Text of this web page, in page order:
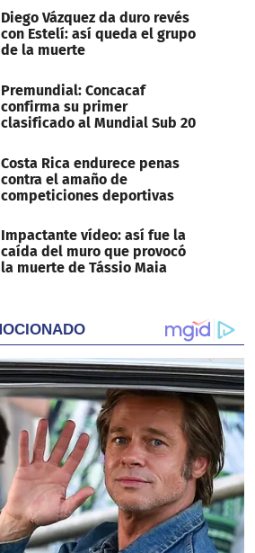
Diego Vázquez da duro revés
con Estelí: así queda el grupo
de la muerte
Premundial: Concacaf
confirma su primer
clasificado al Mundial Sub 20
Costa Rica endurece penas
contra el amaño de
competiciones deportivas
Impactante vídeo: así fue la
caída del muro que provocó
la muerte de Tássio Maia